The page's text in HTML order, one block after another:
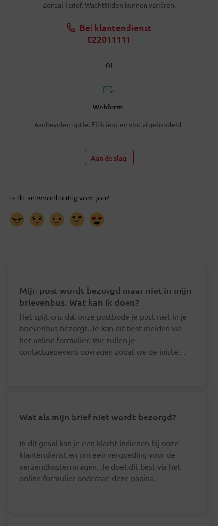
Zonaal Tarief. Wachttijden kunnen variëren.
Bel klantendienst
022011111
Of
Webform
Aanbevolen optie. Efficiënt en vlot afgehandeld.
Aan de slag
Mijn post wordt bezorgd maar niet in mijn
brievenbus. Wat kan ik doen?
Het spijt ons dat onze postbode je post niet in je
brievenbus bezorgt. Je kan dit best melden via
het online formulier. We zullen je
contactgegevens opvragen zodat we de juiste
Wat als mijn brief niet wordt bezorgd?
In dit geval kan je een klacht indienen bij onze
klantendienst en om een vergoeding voor de
verzendkosten vragen. Je doet dit best via het
online formulier onderaan deze pagina.